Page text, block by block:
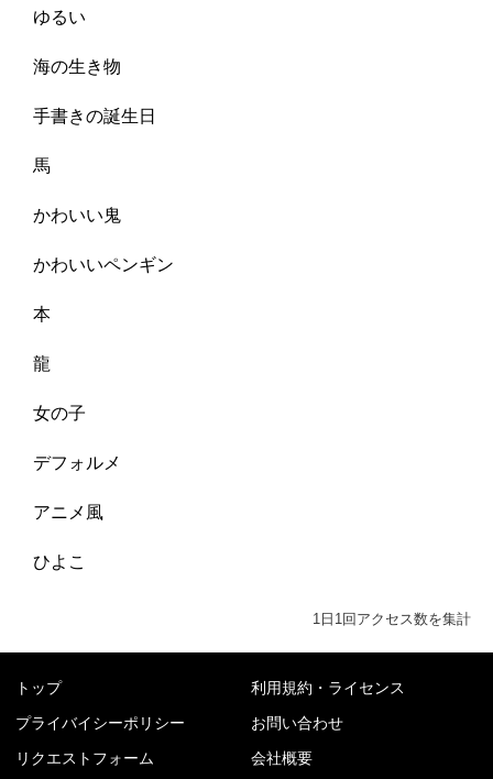
ゆるい
海の生き物
手書きの誕生日
馬
かわいい鬼
かわいいペンギン
本
龍
女の子
デフォルメ
アニメ風
ひよこ
1日1回アクセス数を集計
トップ
利用規約・ライセンス
プライバイシーポリシー
お問い合わせ
リクエストフォーム
会社概要